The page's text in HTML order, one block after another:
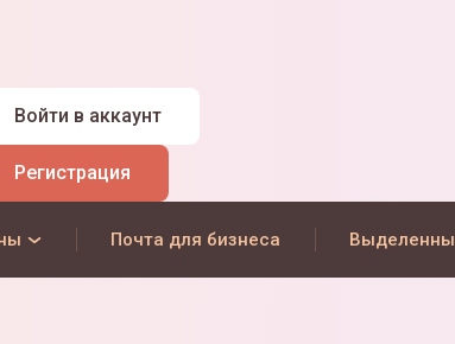
Войти в аккаунт
Регистрация
Почта для бизнеса